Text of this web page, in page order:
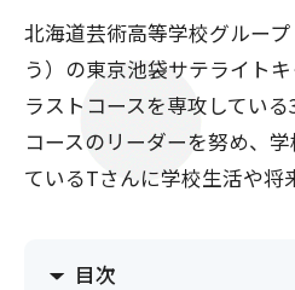
北海道芸術高等学校グルー
う）の東京池袋サテライト
ラストコースを専攻してい
コースのリーダーを努め、
ているTさんに学校生活や将
目次